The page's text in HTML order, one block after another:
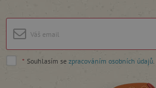
* Souhlasím se zpracováním osobních údajů.